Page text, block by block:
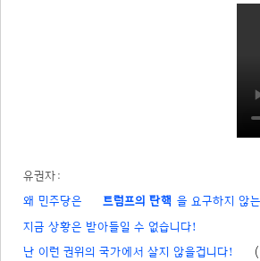
유권자:
왜 민주당은
트럼프의 탄핵 을 요구하지 않
지금 상황은 받아들일 수 없습니다!
난 이런 권위의 국가에서 살지 않을겁니다!